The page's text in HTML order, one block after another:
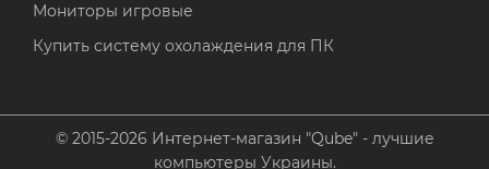
Мониторы игровые
Купить систему охолаждения для ПК
© 2015-2026 Интернет-магазин "Qube" - лучшие
компьютеры Украины.